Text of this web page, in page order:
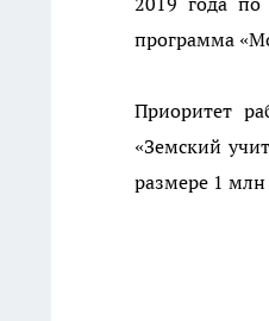
программа
Приоритет
«Земский
размере 1 млн